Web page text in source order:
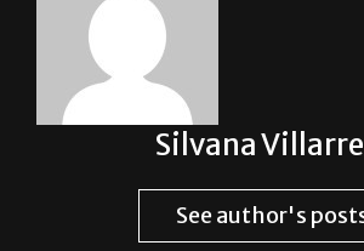
Silvana
See author's